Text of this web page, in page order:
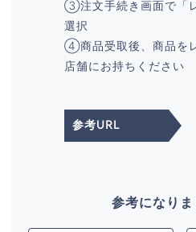
③注文手続き画面で「
選択
④商品受取後、商品を
店舗にお持ちください
参考URL
参考になりま